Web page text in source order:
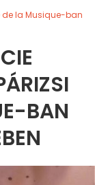
de la Musique-ban
BAN